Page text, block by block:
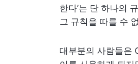
한다’는 단 하나의
그 규칙을 따를 수
대부분의 사람들은